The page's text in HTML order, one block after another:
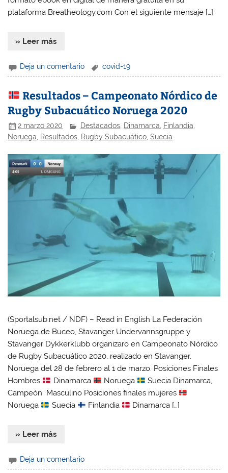
plataforma Breatheology.com Con el siguiente mensaje […]
» Leer más
Deja un comentario covid-19
Resultados – Campeonato Nórdico de
Rugby Subacuático Noruega 2020
2 marzo 2020 Destacados, Dinamarca, Finlandia,
Noruega
Resultados Rugby Subacuático ,Suecia
(Sportalsub.net / NDF) – Read in English La Federación
Noruega de Buceo, Stavanger Undervannsgruppe y
Stavanger Dykkerklubb organizaro en Campeonato Nórdico
de Rugby Subacuático 2020, realizado en Stavanger,
Noruega del 28 de febrero al 1 de marzo. Posiciones Finales
Hombres
Dinamarca Noruega
Suecia Dinamarca,
Campeón Masculino Posiciones finales mujeres
Noruega
Suecia Finlandia Dinamarca […]
» Leer más
Deja un comentario